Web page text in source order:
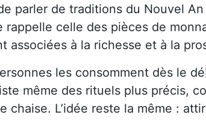
parler de traditions du Nouvel
rappelle celle des pièces de
associées à la richesse et à la
les consomment dès le
même des rituels plus précis,
chaise. L’idée reste la même :